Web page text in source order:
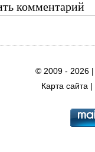
© 2009 - 2026
Карта сайта